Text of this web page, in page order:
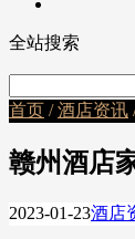
全站搜索
首页 /酒店资讯
赣州酒店
2023-01-23酒店